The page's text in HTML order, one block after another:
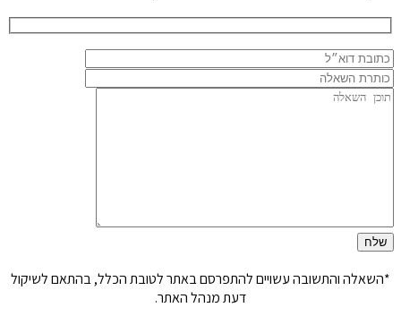
*השאלה והתשובה עשויים להתפרסם באתר לטובת הכלל, בהתאם לשיקול
דעת מנהל האתר.